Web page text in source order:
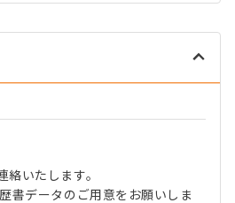
絡いたします。
書データのご用意をお願いしま